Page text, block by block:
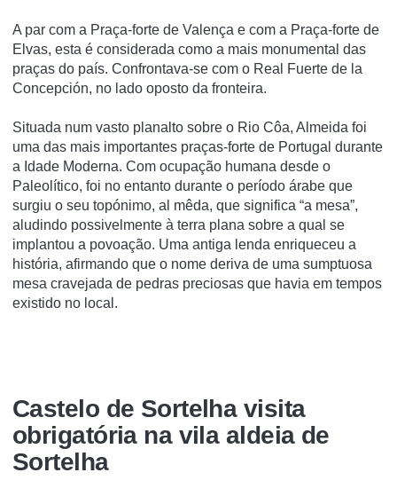
A par com a Praça-forte de Valença e com a Praça-forte de
Elvas, esta é considerada como a mais monumental das
praças do paí­s. Confrontava-se com o Real Fuerte de la
Concepción, no lado oposto da fronteira.
Situada num vasto planalto sobre o Rio Côa, Almeida foi
uma das mais importantes praças-forte de Portugal durante
a Idade Moderna. Com ocupação humana desde o
Paleolítico, foi no entanto durante o período árabe que
surgiu o seu topónimo, al mêda, que significa “a mesa”,
aludindo possivelmente à terra plana sobre a qual se
implantou a povoação. Uma antiga lenda enriqueceu a
história, afirmando que o nome deriva de uma sumptuosa
mesa cravejada de pedras preciosas que havia em tempos
existido no local.
Castelo de Sortelha visita
obrigatória na vila aldeia de
Sortelha